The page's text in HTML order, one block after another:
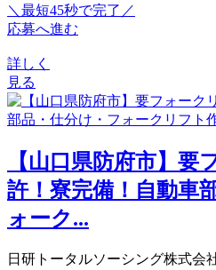
＼最短45秒で完了／
応募へ進む
詳しく
見る
【山口県防府市】要
許！寮完備！自動車
ォーク...
日研トータルソーシング株式会